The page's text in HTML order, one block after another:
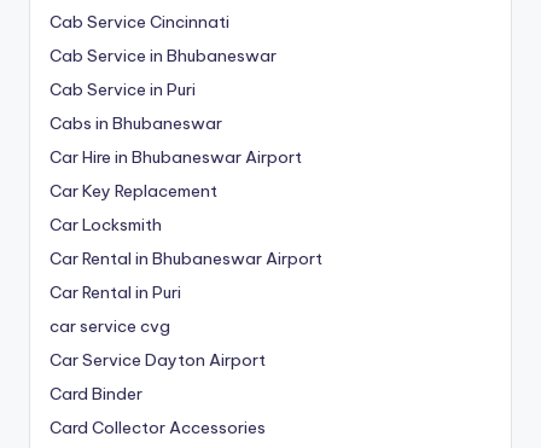
Cab Service Cincinnati
Cab Service in Bhubaneswar
Cab Service in Puri
Cabs in Bhubaneswar
Car Hire in Bhubaneswar Airport
Car Key Replacement
Car Locksmith
Car Rental in Bhubaneswar Airport
Car Rental in Puri
car service cvg
Car Service Dayton Airport
Card Binder
Card Collector Accessories